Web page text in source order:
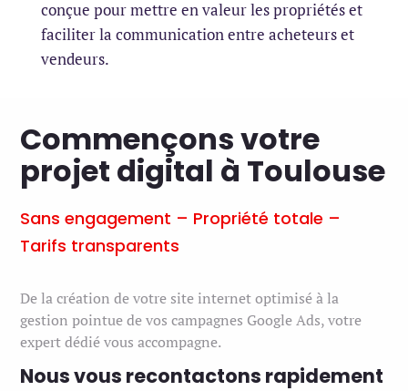
conçue pour mettre en valeur les propriétés et
faciliter la communication entre acheteurs et
vendeurs.
Commençons votre
projet digital à Toulouse
Sans engagement – Propriété totale –
Tarifs transparents
De la création de votre site internet optimisé à la
gestion pointue de vos campagnes Google Ads, votre
expert dédié vous accompagne.
Nous vous recontactons rapidement